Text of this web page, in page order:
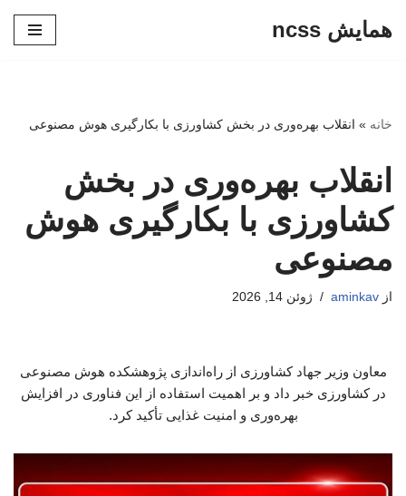
همایش ncss
خانه » انقلاب بهره‌وری در بخش کشاورزی با بکارگیری هوش مصنوعی
انقلاب بهره‌وری در بخش
کشاورزی با بکارگیری هوش
مصنوعی
از aminkav ژوئن 14, 2026
معاون وزیر جهاد کشاورزی از راه‌اندازی پژوهشکده هوش مصنوعی
در کشاورزی خبر داد و بر اهمیت استفاده از این فناوری در افزایش
بهره‌وری و امنیت غذایی تأکید کرد.